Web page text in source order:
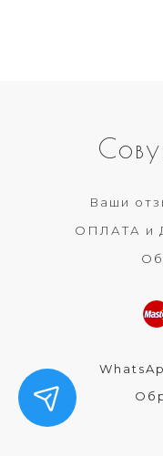
Ваши
ОПЛАТА и